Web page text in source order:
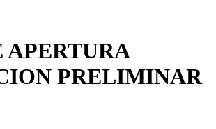
APERTURA
PRELIMINAR